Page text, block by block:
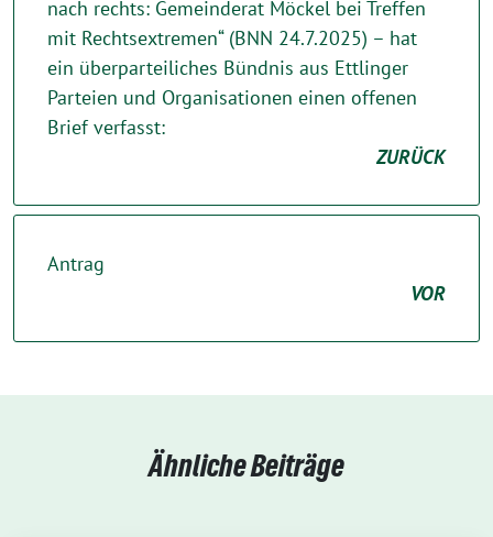
nach rechts: Gemeinderat Möckel bei Treffen
mit Rechtsextremen“ (BNN 24.7.2025) – hat
ein überparteiliches Bündnis aus Ettlinger
Parteien und Organisationen einen offenen
Brief verfasst:
ZURÜCK
Antrag
VOR
Ähnliche Beiträge